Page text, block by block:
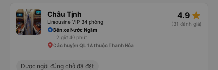
Châu Tịnh
Limousine VIP 34 phòng
4.9 star_rate
(31 đánh giá)
Bến xe Nước Ngầm
2 giờ 40 phút
Các huyện QL 1A thuộc Thanh Hóa
Được ngồi đúng chỗ đã đặt